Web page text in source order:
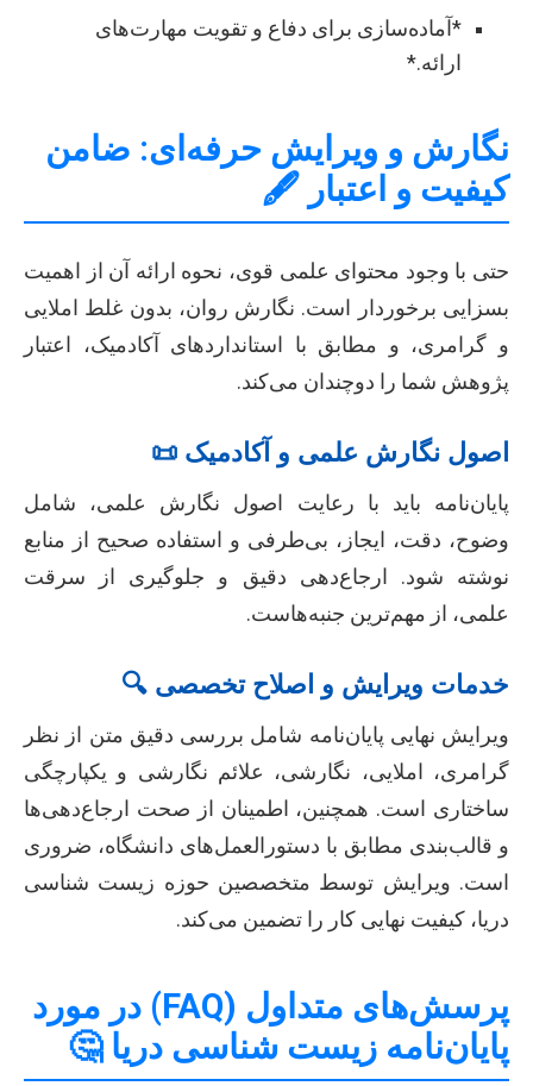
*آماده‌سازی برای دفاع و تقویت مهارت‌های
ارائه.*
نگارش و ویرایش حرفه‌ای: ضامن
کیفیت و اعتبار 🖋️
حتی با وجود محتوای علمی قوی، نحوه ارائه آن از اهمیت
بسزایی برخوردار است. نگارش روان، بدون غلط املایی
و گرامری، و مطابق با استانداردهای آکادمیک، اعتبار
پژوهش شما را دوچندان می‌کند.
اصول نگارش علمی و آکادمیک 📜
پایان‌نامه باید با رعایت اصول نگارش علمی، شامل
وضوح، دقت، ایجاز، بی‌طرفی و استفاده صحیح از منابع
نوشته شود. ارجاع‌دهی دقیق و جلوگیری از سرقت
علمی، از مهم‌ترین جنبه‌هاست.
خدمات ویرایش و اصلاح تخصصی 🔍
ویرایش نهایی پایان‌نامه شامل بررسی دقیق متن از نظر
گرامری، املایی، نگارشی، علائم نگارشی و یکپارچگی
ساختاری است. همچنین، اطمینان از صحت ارجاع‌دهی‌ها
و قالب‌بندی مطابق با دستورالعمل‌های دانشگاه، ضروری
است. ویرایش توسط متخصصین حوزه زیست شناسی
دریا، کیفیت نهایی کار را تضمین می‌کند.
پرسش‌های متداول (FAQ) در مورد
پایان‌نامه زیست شناسی دریا 🤔